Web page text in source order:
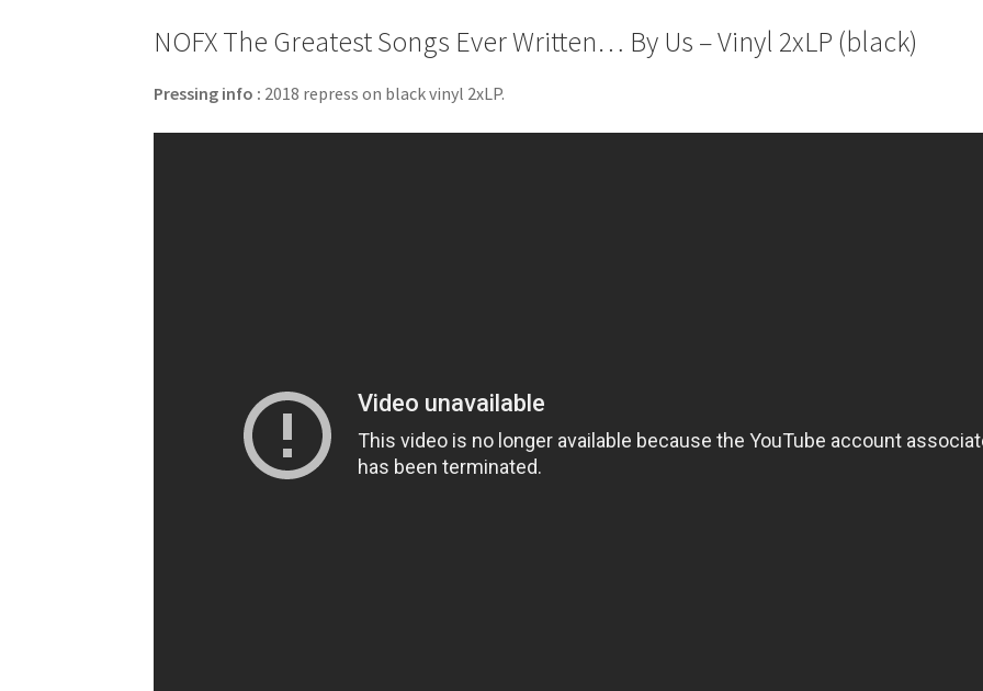
NOFX The Greatest Songs Ever Written… By Us – Vinyl 2xLP (black)
Pressing info : 2018 repress on black vinyl 2xLP.